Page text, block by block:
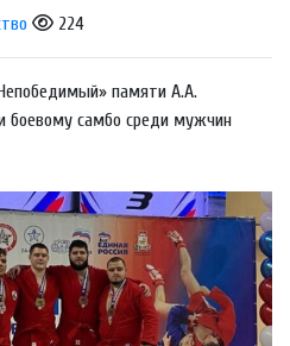
224
памяти А.А.
боевому самбо среди мужчин